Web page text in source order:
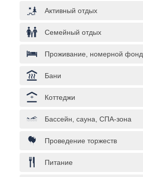
Активный отдых
Семейный отдых
Проживание, номерной фонд
Бани
Коттеджи
Бассейн, сауна, СПА-зона
Проведение торжеств
Питание